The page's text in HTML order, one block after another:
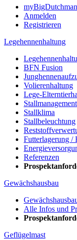
myBigDutchman
Anmelden
Registrieren
Legehennenhaltung
BFN Fusion
Volierenhaltung
Lege-
Stallmanagement
Stallklima
Stallbeleuchtung
Futterlagerung /
Referenzen
Gewächshausbau
Alle Infos und
Geflügelmast